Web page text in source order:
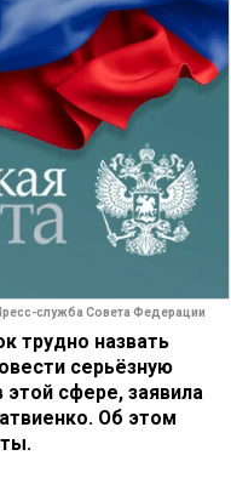
служба Совета Федерации
трудно назвать
серьёзную
сфере, заявила
Об этом